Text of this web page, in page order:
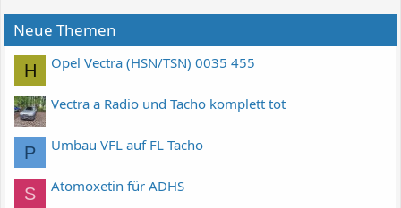
Neue Themen
H Opel Vectra (HSN/TSN) 0035 455
Vectra a Radio und Tacho komplett tot
P Umbau VFL auf FL Tacho
S Atomoxetin für ADHS